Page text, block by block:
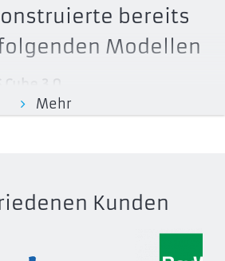
bereits
Modellen
3.0
Mehr
Kunden